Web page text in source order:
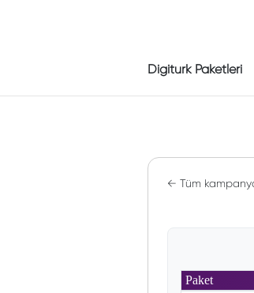
Digiturk Paketleri
← Tüm
Paket